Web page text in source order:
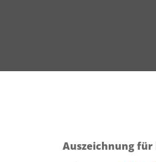
Auszeichnung